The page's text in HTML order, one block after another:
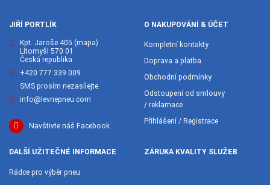
JIŘÍ PORTLÍK
Kpt. Jaroše 405 (mapa)
Litomyšl 570 01
Česká republika
+420 777 339 009
SMS prosím nezasílejte.
info@levnepneu.com
Navštivte náš Facebook
O NAKUPOVÁNÍ & ÚČET
Kompletní kontakty
Doprava a platba
Obchodní podmínky
Odstoupení od smlouvy
/ reklamace
Přihlášení / Registrace
DALŠÍ UŽITEČNÉ INFORMACE
Rádce pro výběr pneu
ZÁRUKA KVALITY SLUŽEB